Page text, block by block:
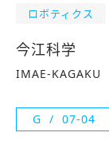
ロボティクス
今江科学
IMAE-KAGAKU
G 07-04